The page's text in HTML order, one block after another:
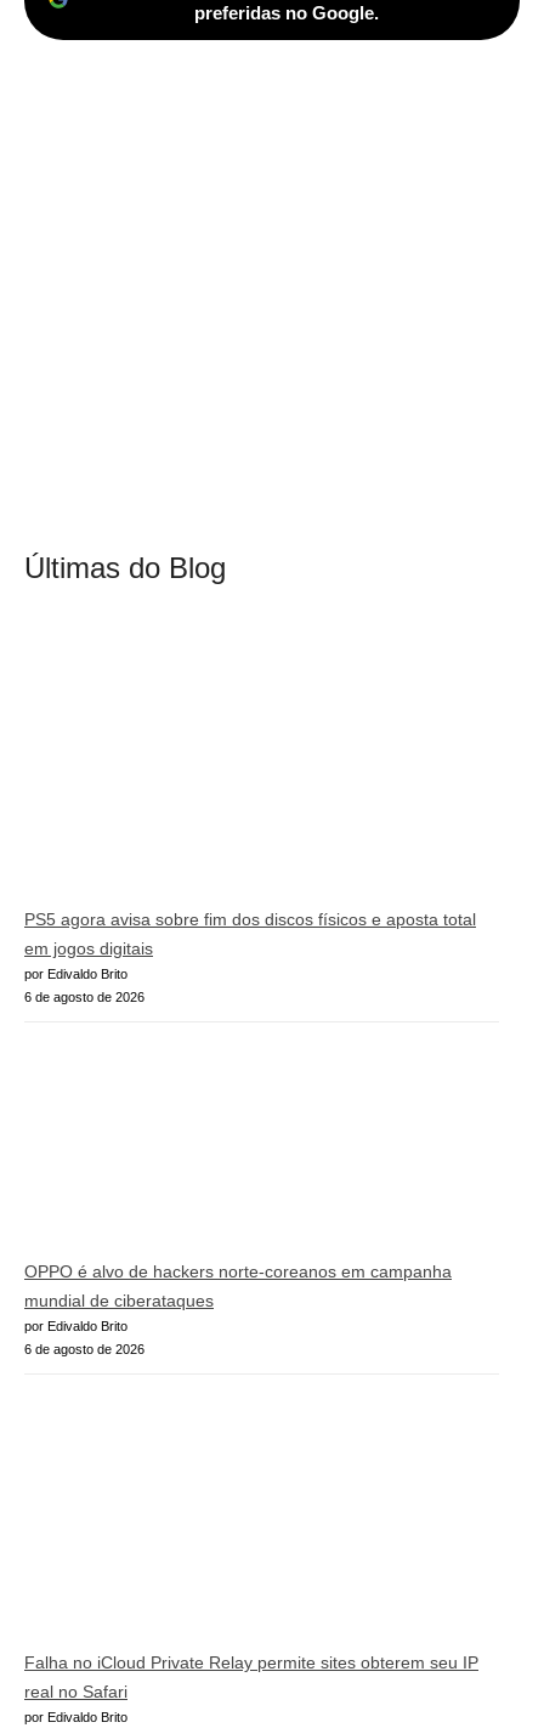
preferidas no Google.
Últimas do Blog
PS5 agora avisa sobre fim dos discos físicos e aposta total
em jogos digitais
por Edivaldo Brito
6 de agosto de 2026
OPPO é alvo de hackers norte-coreanos em campanha
mundial de ciberataques
por Edivaldo Brito
6 de agosto de 2026
Falha no iCloud Private Relay permite sites obterem seu IP
real no Safari
por Edivaldo Brito